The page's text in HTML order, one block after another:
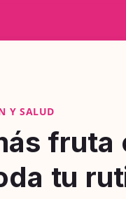
Y SALUD
fruta
tu